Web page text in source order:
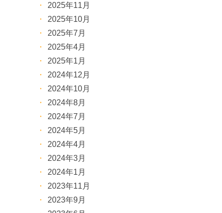
2025年11月
2025年10月
2025年7月
2025年4月
2025年1月
2024年12月
2024年10月
2024年8月
2024年7月
2024年5月
2024年4月
2024年3月
2024年1月
2023年11月
2023年9月